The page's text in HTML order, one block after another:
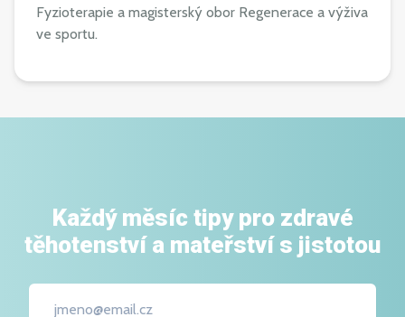
Fyzioterapie a magisterský obor Regenerace a výživa
ve sportu.
Každý měsíc tipy pro zdravé
těhotenství a mateřství s jistotou